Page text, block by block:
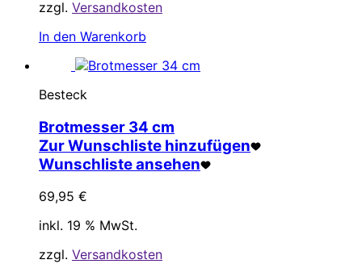
zzgl. Versandkosten
In den Warenkorb
Besteck
Brotmesser 34 cm
Zur Wunschliste hinzufügen
Wunschliste ansehen
69,95 €
inkl. 19 % MwSt.
zzgl. Versandkosten